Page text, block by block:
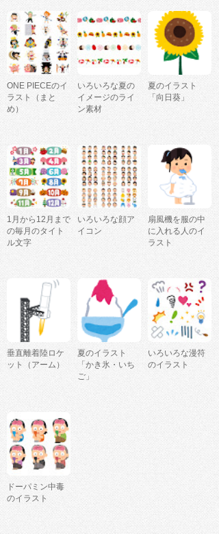
ONE PIECEのイ
ラスト（まと
め）
いろいろな夏の
イメージのライ
ン素材
夏のイラスト
「向日葵」
1月から12月まで
の毎月のタイト
ル文字
いろいろな顔ア
イコン
扇風機を服の中
に入れる人のイ
ラスト
垂直離着陸ロケ
ット（アーム）
夏のイラスト
「かき氷・いち
ご」
いろいろな漫符
のイラスト
ドーパミン中毒
のイラスト